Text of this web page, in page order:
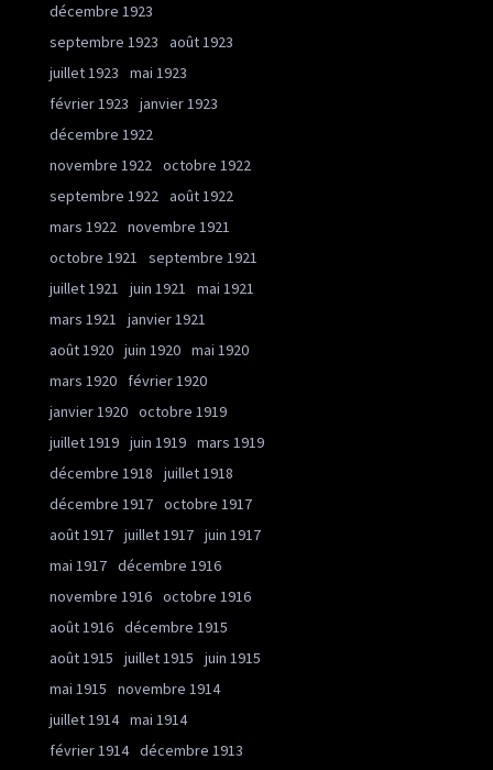
décembre 1923
septembre 1923
août 1923
juillet 1923
mai 1923
février 1923
janvier 1923
décembre 1922
novembre 1922 octobre 1922
septembre 1922 août 1922
mars 1922 novembre 1921
octobre 1921
septembre 1921
juillet 1921
juin 1921
mai 1921
mars 1921
janvier 1921
août 1920 juin 1920 mai 1920
mars 1920
février 1920
janvier 1920 octobre 1919
juillet 1919 juin 1919 mars 1919
décembre 1918
juillet 1918
décembre 1917 octobre 1917
août 1917 juillet 1917 juin 1917
mai 1917 décembre 1916
novembre 1916 octobre 1916
août 1916 décembre 1915
août 1915
juillet 1915
juin 1915
mai 1915
novembre 1914
juillet 1914 mai 1914
février 1914 décembre 1913